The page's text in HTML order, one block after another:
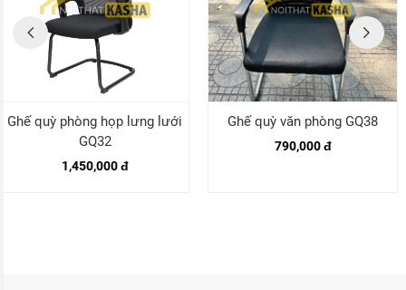
Ghế quỳ phòng họp lưng lưới
GQ32
1,450,000 đ
Ghế quỳ văn phòng GQ38
790,000 đ